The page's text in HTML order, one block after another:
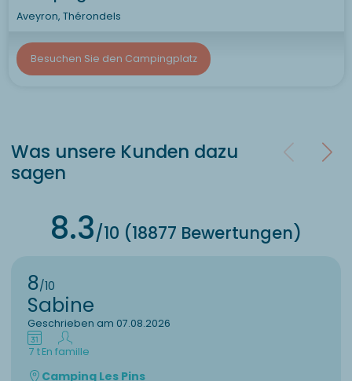
Aveyron, Thérondels
Besuchen Sie den Campingplatz
Was unsere Kunden dazu
sagen
8.3/10 (18877 Bewertungen)
8/10
Sabine
Geschrieben am 07.08.2026
7 tEn famille
Camping Les Pins